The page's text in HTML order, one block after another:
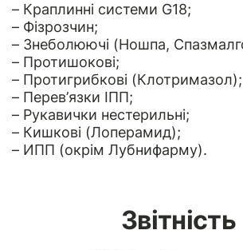
– Краплинні системи G18;
– Фізрозчин;
– Знеболюючі (Ношпа,
– Протишокові;
– Протигрибкові (Клотримазол);
– Перев’язки ІПП;
– Рукавички нестерильні;
– Кишкові (Лоперамид);
– ИПП (окрім Лубнифарму).
Звітність